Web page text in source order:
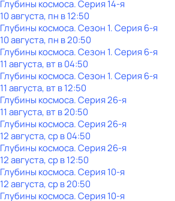
Глубины космоса. Серия 14-я
10 августа, пн в 12:50
Глубины космоса. Сезон 1. Серия 6-я
10 августа, пн в 20:50
Глубины космоса. Сезон 1. Серия 6-я
11 августа, вт в 04:50
Глубины космоса. Сезон 1. Серия 6-я
11 августа, вт в 12:50
Глубины космоса. Серия 26-я
11 августа, вт в 20:50
Глубины космоса. Серия 26-я
12 августа, ср в 04:50
Глубины космоса. Серия 26-я
12 августа, ср в 12:50
Глубины космоса. Серия 10-я
12 августа, ср в 20:50
Глубины космоса. Серия 10-я